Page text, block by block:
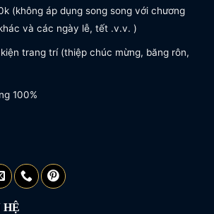
(không áp dụng song song với chương
và các ngày lễ, tết .v.v. )
trang trí (thiệp chúc mừng, băng rôn,
100%
HỆ